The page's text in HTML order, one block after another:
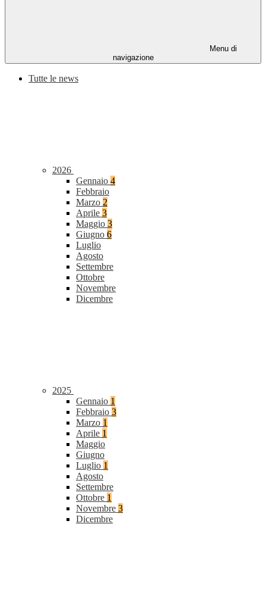
Menu di
navigazione
Tutte le news
2026
Gennaio 4
Febbraio
Marzo 2
Aprile 3
Maggio 3
Giugno 6
Luglio
Agosto
Settembre
Ottobre
Novembre
Dicembre
2025
Gennaio 1
Febbraio 3
Marzo 1
Aprile 1
Maggio
Giugno
Luglio 1
Agosto
Settembre
Ottobre 1
Novembre 3
Dicembre